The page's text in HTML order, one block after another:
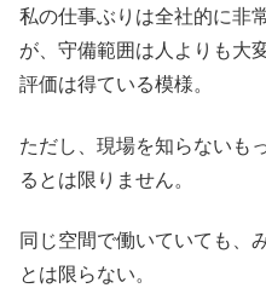
私の仕事ぶりは全社的に非
が、守備範囲は人よりも大
評価は得ている模様。
ただし、現場を知らないも
るとは限りません。
同じ空間で働いていても、
とは限らない。